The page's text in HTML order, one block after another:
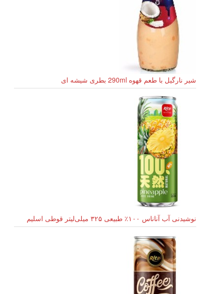
شیر نارگیل با طعم قهوه 290ml بطری شیشه ای
نوشیدنی آب آناناس ۱۰۰٪ طبیعی ۳۲۵ میلی‌لیتر قوطی اسلیم